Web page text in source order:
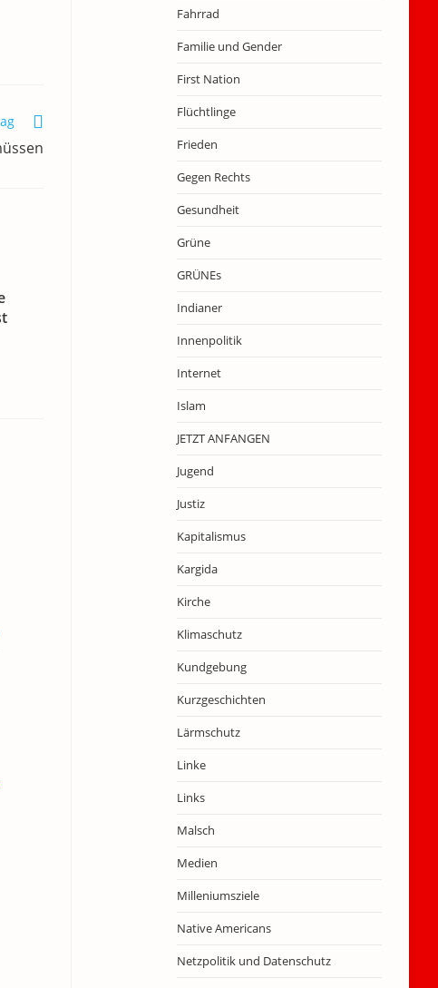
Fahrrad
Familie und Gender
First Nation
Flüchtlinge
Frieden
Gegen Rechts
Gesundheit
Grüne
GRÜNEs
Indianer
Innenpolitik
Internet
Islam
JETZT ANFANGEN
Jugend
Justiz
Kapitalismus
Kargida
Kirche
Klimaschutz
Kundgebung
Kurzgeschichten
Lärmschutz
Linke
Links
Malsch
Medien
Milleniumsziele
Native Americans
Netzpolitik und Datenschutz